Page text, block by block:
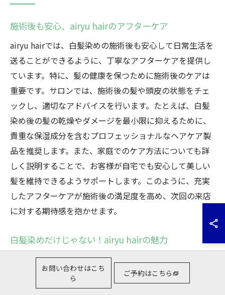
施術後も安心、airyu hairのアフターケア
airyu hairでは、白髪染めの施術後も安心して日常生活を
送ることができるように、丁寧なアフターケアを提供し
ています。特に、髪の健康を保つために施術後のケアは
重要です。サロンでは、施術後の髪や頭皮の状態をチェ
ックし、適切なアドバイスを行います。たとえば、白髪
染め後の髪の乾燥やダメージを最小限に抑えるために、
貴重な保湿成分を含むプロフェッショナルなヘアケア製
品を推奨します。また、家庭でのケア方法についても詳
しく説明することで、お客様が自宅でも安心して美しい
髪を維持できるようサポートします。このように、充実
したアフターケアが施術後の満足度を高め、次回の来店
に対する期待感を抱かせます。
白髪染めだけじゃない！airyu hairの魅力
airyu hairが高崎市で多くの支持を集める理由は、白髪染
めだけでなく、幅広いサービスにあります。白髪染めに
特化した技術だけでなく、カットやスタイリング、さら
お問い合わせはこち
ら
ご予約はこちら